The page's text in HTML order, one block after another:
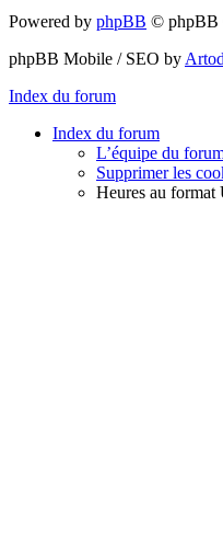
Powered by phpBB © phpBB
phpBB Mobile / SEO by
Index du forum
Index du forum
L’équipe du
Supprimer les
Heures au format